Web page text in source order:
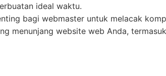
ideal waktu.
bagi webmaster untuk melacak
menunjang website web Anda,